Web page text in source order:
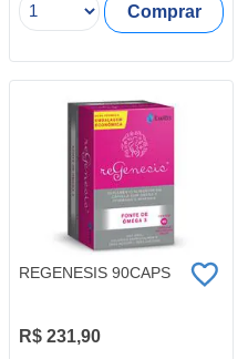
Comprar
REGENESIS 90CAPS
R$ 231,90